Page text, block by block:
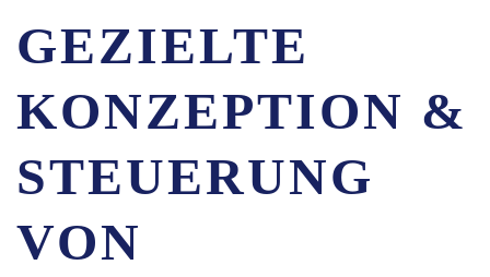
GEZIELTE
KONZEPTION &
STEUERUNG
VON